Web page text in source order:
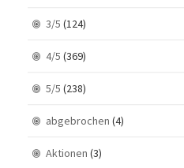
3/5 (124)
4/5 (369)
5/5 (238)
abgebrochen (4)
Aktionen (3)